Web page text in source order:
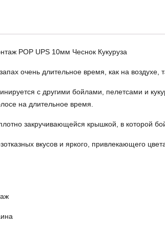
POP UPS 10мм Чеснок Кукуруза
очень длительное время, как на воздухе,
с другими бойлами, пелетсами и
на длительное время.
закручивающейся крышкой, в которой
вкусов и яркого, привлекающего